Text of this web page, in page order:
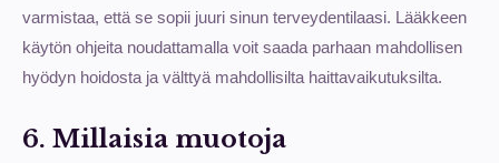
varmistaa, että se sopii juuri sinun terveydentilaasi. Lääkkeen
käytön ohjeita noudattamalla voit saada parhaan mahdollisen
hyödyn hoidosta ja välttyä mahdollisilta haittavaikutuksilta.
6. Millaisia muotoja